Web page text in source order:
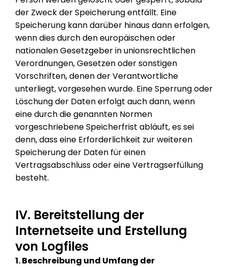
der Zweck der Speicherung entfällt. Eine
Speicherung kann darüber hinaus dann erfolgen,
wenn dies durch den europäischen oder
nationalen Gesetzgeber in unionsrechtlichen
Verordnungen, Gesetzen oder sonstigen
Vorschriften, denen der Verantwortliche
unterliegt, vorgesehen wurde. Eine Sperrung oder
Löschung der Daten erfolgt auch dann, wenn
eine durch die genannten Normen
vorgeschriebene Speicherfrist abläuft, es sei
denn, dass eine Erforderlichkeit zur weiteren
Speicherung der Daten für einen
Vertragsabschluss oder eine Vertragserfüllung
besteht.
IV. Bereitstellung der
Internetseite und Erstellung
von Logfiles
1. Beschreibung und Umfang der